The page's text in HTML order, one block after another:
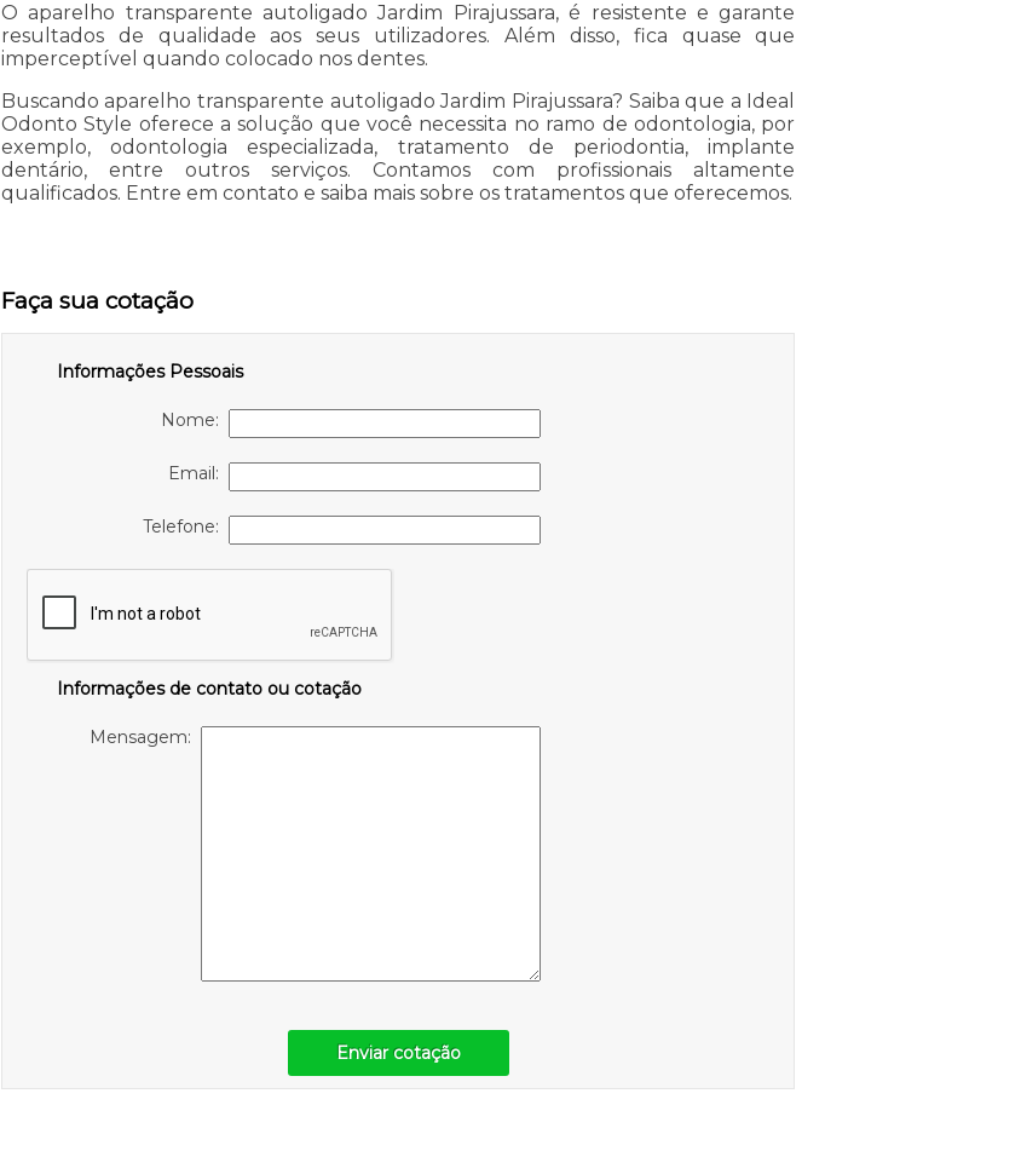
O aparelho transparente autoligado Jardim Pirajussara, é resistente e garante
resultados de qualidade aos seus utilizadores. Além disso, fica quase que
imperceptível quando colocado nos dentes.
Buscando aparelho transparente autoligado Jardim Pirajussara? Saiba que a Ideal
Odonto Style oferece a solução que você necessita no ramo de odontologia, por
exemplo, odontologia especializada, tratamento de periodontia, implante
dentário, entre outros serviços. Contamos com profissionais altamente
qualificados. Entre em contato e saiba mais sobre os tratamentos que oferecemos.
Faça sua cotação
Informações Pessoais
Nome:
Email:
Telefone:
Informações de contato ou cotação
Mensagem:
Enviar cotação